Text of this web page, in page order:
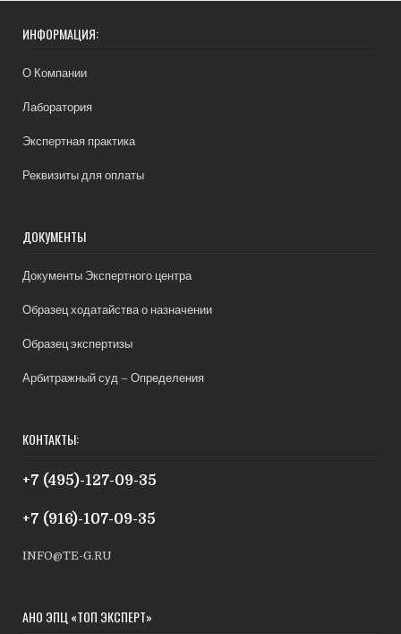
ИНФОРМАЦИЯ:
О Компании
Лаборатория
Экспертная практика
Реквизиты для оплаты
ДОКУМЕНТЫ
Документы Экспертного центра
Образец ходатайства о назначении
Образец экспертизы
Арбитражный суд – Определения
КОНТАКТЫ:
+7 (495)-127-09-35
+7 (916)-107-09-35
INFO@TE-G.RU
АНО ЭПЦ «ТОП ЭКСПЕРТ»